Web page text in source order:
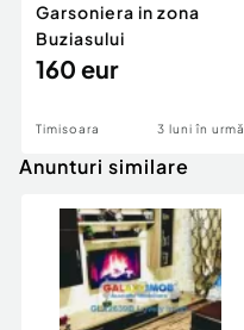
Garsoniera in zona
Buziasului
160 eur
Timisoara 3 luni în urmă
Anunturi similare